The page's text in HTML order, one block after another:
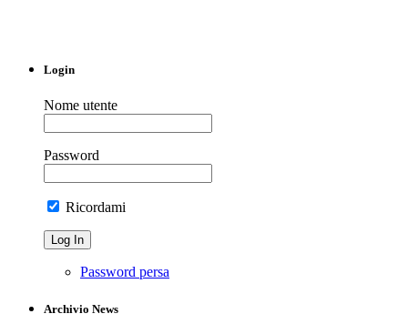
Login
Nome utente
Password
Ricordami
Password persa
Archivio News